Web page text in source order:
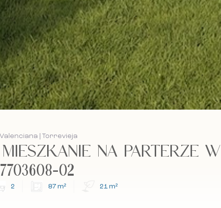
| Torrevieja
NA PARTERZE W
02
2 87 m² 21 m²